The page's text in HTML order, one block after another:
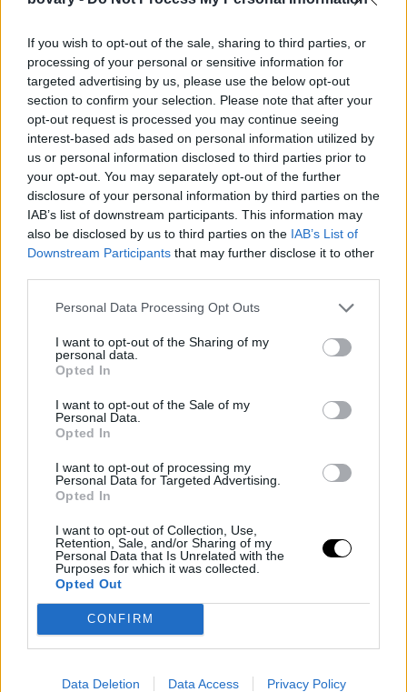
If you wish to opt-out of the sale, sharing to third parties, or
processing of your personal or sensitive information for
targeted advertising by us, please use the below opt-out
section to confirm your selection. Please note that after your
opt-out request is processed you may continue seeing
interest-based ads based on personal information utilized by
us or personal information disclosed to third parties prior to
your opt-out. You may separately opt-out of the further
disclosure of your personal information by third parties on the
IAB’s list of downstream participants. This information may
also be disclosed by us to third parties on the IAB’s List of
Downstream Participants that may further disclose it to other
Personal Data Processing Opt Outs
I want to opt-out of the Sharing of my
personal data.
Opted In
I want to opt-out of the Sale of my
Personal Data.
Opted In
I want to opt-out of processing my
Personal Data for Targeted Advertising.
Opted In
I want to opt-out of Collection, Use,
Retention, Sale, and/or Sharing of my
Personal Data that Is Unrelated with the
Purposes for which it was collected.
Opted Out
CONFIRM
Data Deletion Data Access Privacy Policy